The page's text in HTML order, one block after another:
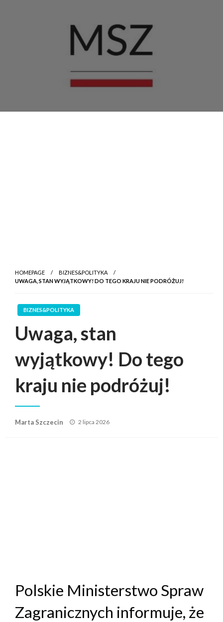
HOMEPAGE
BIZNES&POLITYKA
UWAGA, STAN WYJĄTKOWY! DO TEGO KRAJU NIE PODRÓŻUJ!
BIZNES&POLITYKA
Uwaga, stan
wyjątkowy! Do tego
kraju nie podróżuj!
Marta Szczecin
Posted
2 lipca 2026
Polskie Ministerstwo Spraw
Zagranicznych informuje, że